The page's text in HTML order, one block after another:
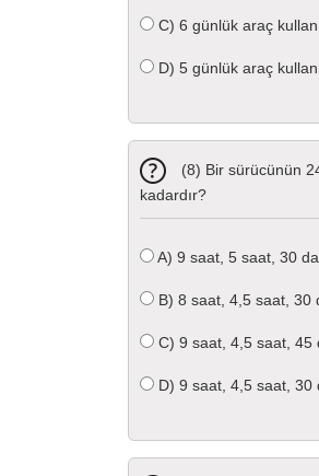
C) 6 günlük araç
D) 5 günlük araç
(8) Bir sürücünün
kadardır?
A) 9 saat, 5 saat, 30
B) 8 saat, 4,5 saat, 30
C) 9 saat, 4,5 saat, 45
D) 9 saat, 4,5 saat, 30